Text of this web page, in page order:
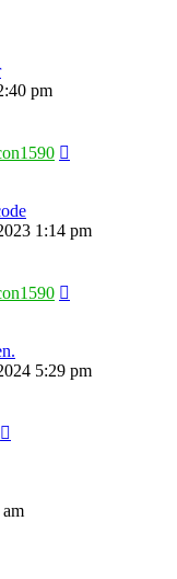
pm
1:14 pm
5:29 pm